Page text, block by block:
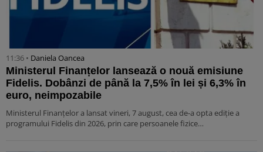
11:36 • Daniela Oancea
Ministerul Finanțelor lansează o nouă emisiune
Fidelis. Dobânzi de până la 7,5% în lei și 6,3% în
euro, neimpozabile
Ministerul Finanțelor a lansat vineri, 7 august, cea de-a opta ediție a
programului Fidelis din 2026, prin care persoanele fizice…